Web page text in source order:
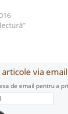
via email
de email pentru a